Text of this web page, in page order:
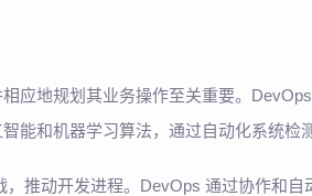
应地规划其业务操作至关重要。
能和机器学习算法，通过自动化系统检
推动开发进程。DevOps 通过协作和